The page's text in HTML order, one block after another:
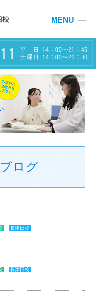
MENU
ログ
長津田校
長津田校